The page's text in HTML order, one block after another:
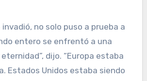
invadió, no solo puso a prueba a
entero se enfrentó a una
dijo. “Europa estaba
Estados Unidos estaba siendo